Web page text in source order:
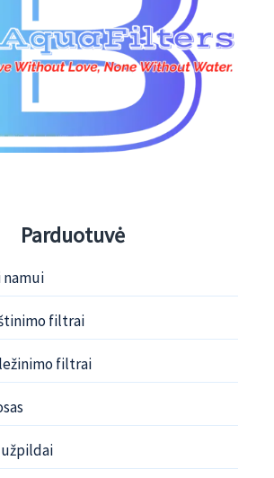
Parduotuvė
namui
filtrai
filtrai